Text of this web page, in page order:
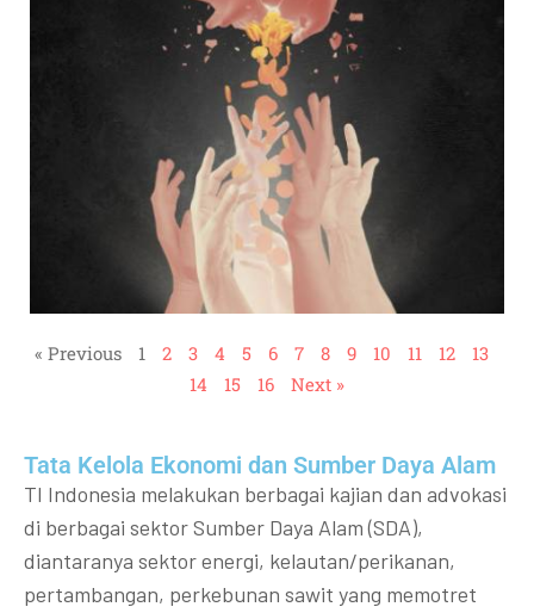
« Previous 1 2 3 4 5 6 7 8 9 10 11 12
13
14
15 16 Next »
Tata Kelola Ekonomi dan Sumber Daya Alam
TI Indonesia melakukan berbagai kajian dan advokasi
di berbagai sektor Sumber Daya Alam (SDA),
diantaranya sektor energi, kelautan/perikanan,
pertambangan, perkebunan sawit yang memotret